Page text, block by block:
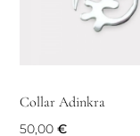
Collar Adinkra
50,00€